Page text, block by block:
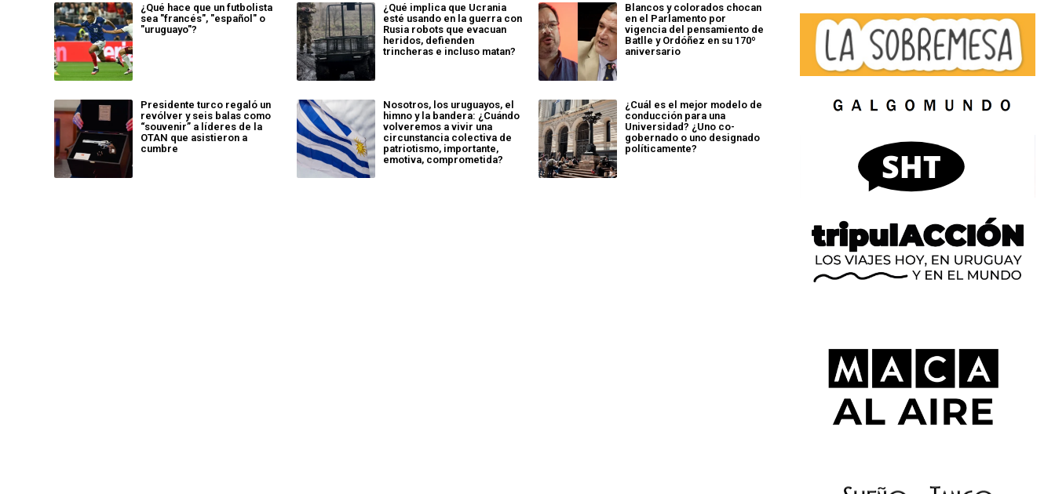
¿Qué hace que un futbolista
sea "francés", "español" o
"uruguayo"?
¿Qué implica que Ucrania
esté usando en la guerra con
Rusia robots que evacuan
heridos, defienden
trincheras e incluso matan?
Blancos y colorados chocan
en el Parlamento por
vigencia del pensamiento de
Batlle y Ordóñez en su 170º
aniversario
Presidente turco regaló un
revólver y seis balas como
“souvenir” a líderes de la
OTAN que asistieron a
cumbre
Nosotros, los uruguayos, el
himno y la bandera: ¿Cuándo
volveremos a vivir una
circunstancia colectiva de
patriotismo, importante,
emotiva, comprometida?
¿Cuál es el mejor modelo de
conducción para una
Universidad? ¿Uno co-
gobernado o uno designado
políticamente?